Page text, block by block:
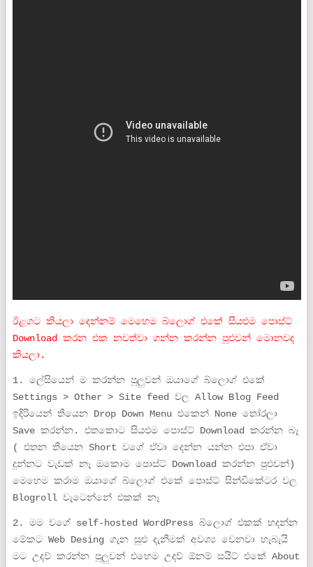
ඊළගට කියලා දෙන්නම් මෙහෙම බ්ලොග් එකේ සියළුම පොස්ට්
Download කරන එක නවත්වා ගන්න කරන්න පුළුවන් මොනවද
කියලා.
1. ලේසියෙන් ම කරන්න පුලුවන් ඔයාගේ බ්ලොග් එකේ
Settings > Other > Site feed වල Allow Blog Feed
ඉදිරියෙන් තියෙන Drop Down Menu එකෙන් None තෝරලා
Save කරන්න. එතකොට සියළුම පොස්ට් Download කරන්න බෑ
( එතන තියෙන Short වගේ ඒවා දෙන්න යන්න එපා ඒවා
දුන්නට වැඩක් නෑ ඔකොම පොස්ට් Download කරන්න පුළුවන්)
මෙහෙම කරාම ඔයාගේ බ්ලොග් එකේ පොස්ට් සින්ඩිකේටර වල
Blogroll වැටෙන්නේ එකක් නෑ
2. මම වගේ self-hosted WordPress බ්ලොග් එකක් හදන්න
මේකට Web Desing ගැන සුළු දැනීමක් අවශ්‍ය වෙනවා හැබැයි
මට උදව් කරන්න පුලුවන් එහෙම උදව් ඕනම් සයිට් එකේ About